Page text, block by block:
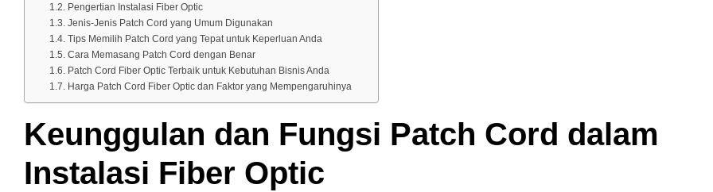
Pengertian Instalasi Fiber Optic
Jenis-Jenis Patch Cord yang Umum Digunakan
Tips Memilih Patch Cord yang Tepat untuk Keperluan Anda
Cara Memasang Patch Cord dengan Benar
Patch Cord Fiber Optic Terbaik untuk Kebutuhan Bisnis Anda
Harga Patch Cord Fiber Optic dan Faktor yang Mempengaruhinya
Keunggulan dan Fungsi Patch Cord dalam
Instalasi Fiber Optic